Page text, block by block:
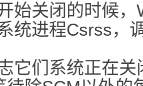
始关闭的时候
统进程Csrss，
它们系统正在